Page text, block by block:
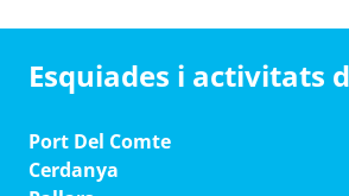
Esquiades i activitats
Port Del Comte
Cerdanya